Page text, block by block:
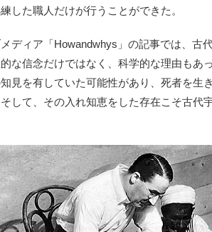
した職人だけが行うことができた。
ディア「Howandwhys」の記事では、古
な信念だけではなく、科学的な理由もあ
見を有していた可能性があり、死者を生
して、その入れ知恵をした存在こそ古代